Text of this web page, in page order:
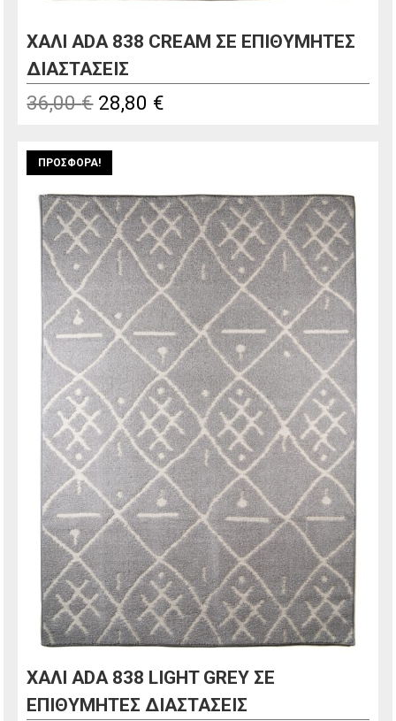
ΧΑΛΙ ADA 838 CREAM ΣΕ ΕΠΙΘΥΜΗΤΕΣ
ΔΙΑΣΤΑΣΕΙΣ
36,00€ Original
was:
36,00 €.
28,80 €
28,80 €.
ΠΡΟΣΦΟΡΆ!
ΧΑΛΙ ADA 838 LIGHT GREY ΣΕ
ΕΠΙΘΥΜΗΤΕΣ ΔΙΑΣΤΑΣΕΙΣ